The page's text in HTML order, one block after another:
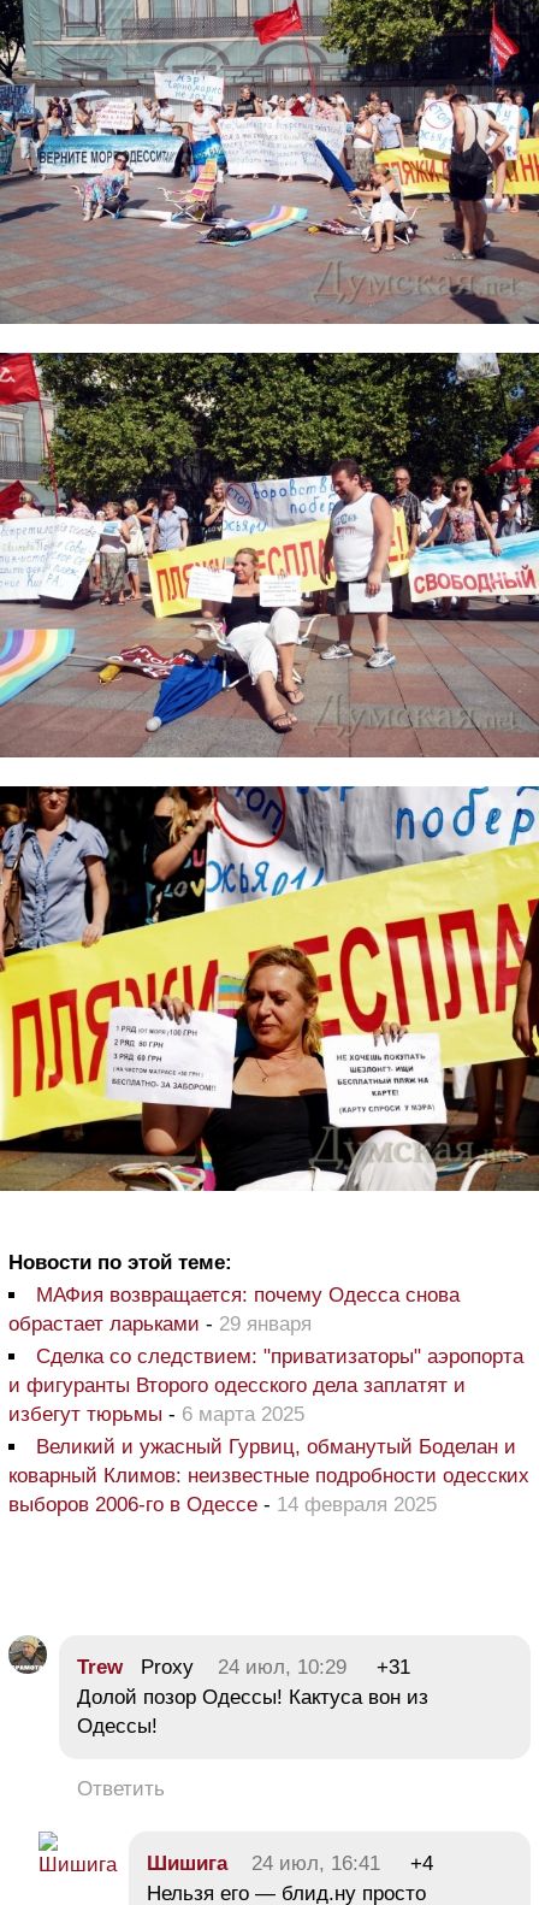
Новости по этой теме:
МАФия возвращается: почему Одесса снова
обрастает ларьками - 29 января
Сделка со следствием: "приватизаторы" аэропорта
и фигуранты Второго одесского дела заплатят и
избегут тюрьмы - 6 марта 2025
Великий и ужасный Гурвиц, обманутый Боделан и
коварный Климов: неизвестные подробности одесских
выборов 2006-го в Одессе - 14 февраля 2025
TrewProxy 24 июл, 10:29
+31
Долой позор Одессы! Кактуса вон из
Одессы!
Ответить
Шишига 24 июл, 16:41
+4
Нельзя его — блид.ну просто